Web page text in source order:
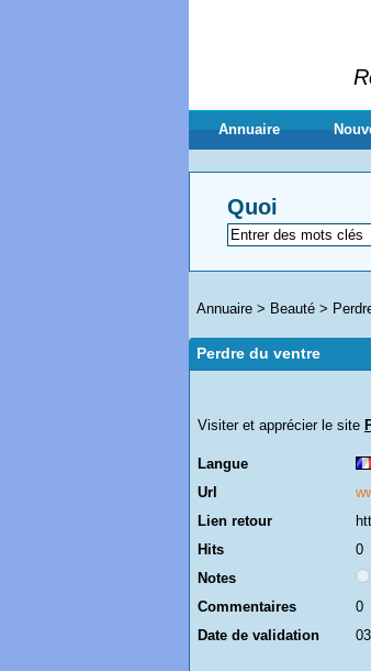
Annuaire
Quoi
Annuaire > Beauté >
Perdre du ventre
Visiter et apprécier le site
Langue
Url
Lien retour
Hits
0
Notes
Commentaires
0
Date de validation